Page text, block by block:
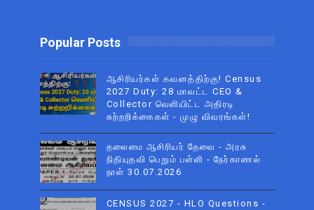
Popular Posts
ஆசிரியர்கள் கவனத்திற்கு! Census
2027 Duty: 28 மாவட்ட CEO &
Collector வெளியிட்ட அதிரடி
சுற்றறிக்கைகள் - முழு விவரங்கள்!
தலைமை ஆசிரியர் தேவை - அரசு
நிதியுதவி பெறும் பள்ளி - நேர்காணல்
நாள் 30.07.2026
CENSUS 2027 - HLO Questions -